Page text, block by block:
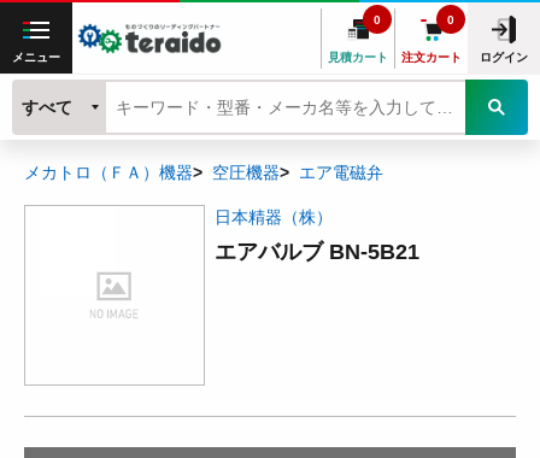
メニュー 見積カート
0
注文カート
0
ログイン
すべて
メカトロ（ＦＡ）機器 空圧機器 エア電磁弁
日本精器（株）
エアバルブ BN-5B21